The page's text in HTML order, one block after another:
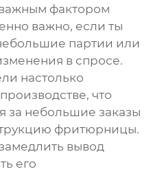
фактором
важно, если ты
партии или
в спросе.
настолько
что
за небольшие заказы
фритюрницы.
вывод
его